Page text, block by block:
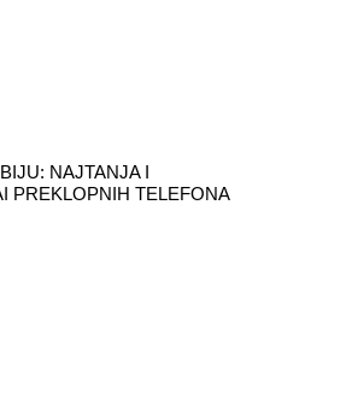
NAJTANJA I
PREKLOPNIH TELEFONA